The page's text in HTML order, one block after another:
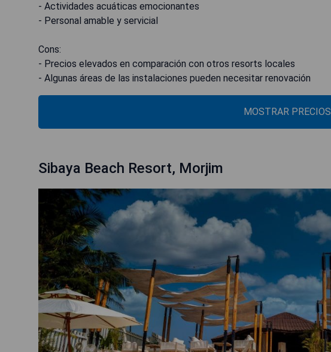
- Actividades acuáticas emocionantes
- Personal amable y servicial
Cons:
- Precios elevados en comparación con otros resorts locales
- Algunas áreas de las instalaciones pueden necesitar renovación
MOSTRAR PRECIOS
Sibaya Beach Resort, Morjim